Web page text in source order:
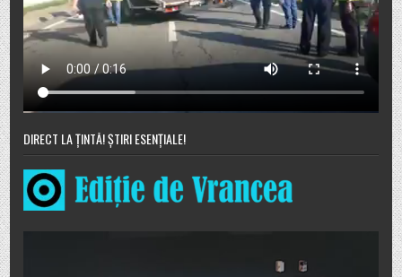
DIRECT LA ȚINTĂ! ȘTIRI ESENȚIALE!